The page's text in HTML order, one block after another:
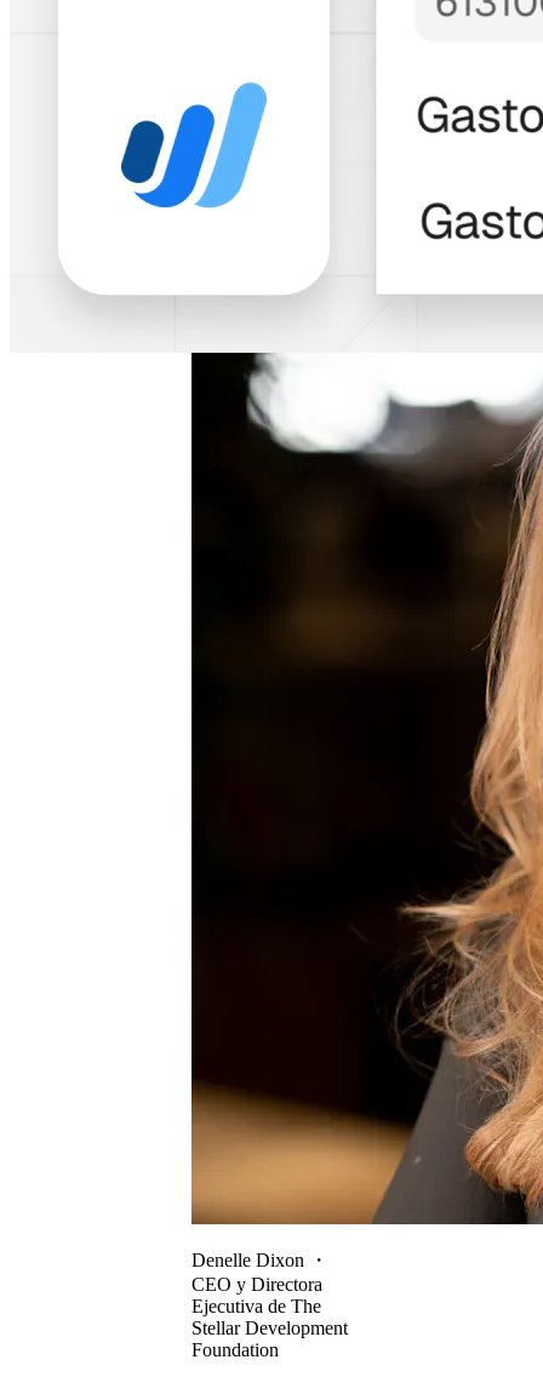
Denelle Dixon ・
CEO y Directora
Ejecutiva de The
Stellar Development
Foundation